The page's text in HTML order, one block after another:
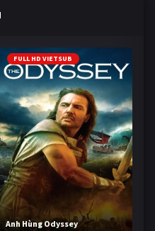
FULL HD VIETSUB
Anh Hùng Odyssey